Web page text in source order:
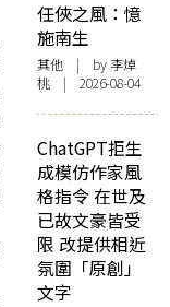
任俠之風：憶
施南生
其他 | by 李焯
桃 | 2026-08-04
ChatGPT拒生
成模仿作家風
格指令 在世及
已故文豪皆受
限 改提供相近
氛圍「原創」
文字